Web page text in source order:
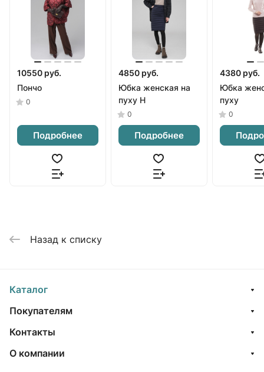
10550 руб.
Пончо
0
Подробнее
4850 руб.
Юбка женская на
пуху Н
0
Подробнее
4380 руб.
Юбка
пуху
0
Назад к списку
Каталог
Покупателям
Контакты
О компании